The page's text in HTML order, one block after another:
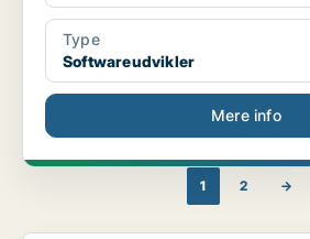
Type
Softwareudvikler
Mere info
1 2 →